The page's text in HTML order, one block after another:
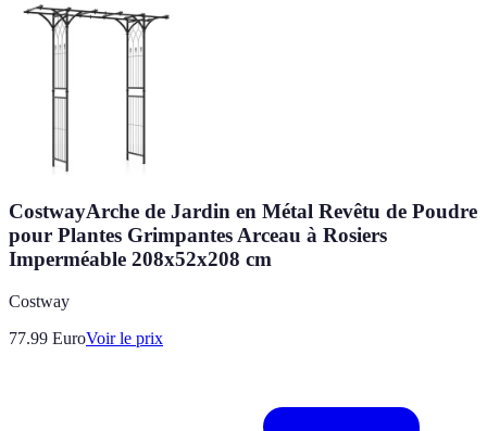
CostwayArche de Jardin en Métal Revêtu de Poudre
pour Plantes Grimpantes Arceau à Rosiers
Imperméable 208x52x208 cm
Costway
77.99 EuroVoir le prix